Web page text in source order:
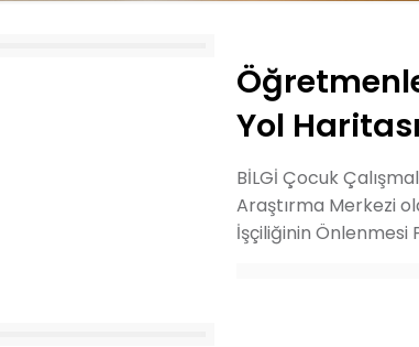
Yol Haritası
BİLGİ Çocuk
Araştırma Merkezi
İşçiliğinin Önlenmesi